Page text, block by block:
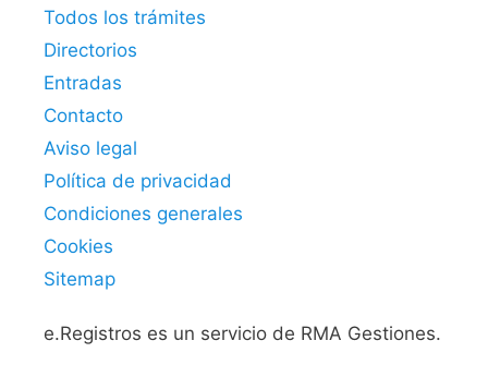
Todos los trámites
Directorios
Entradas
Contacto
Aviso legal
Política de privacidad
Condiciones generales
Cookies
Sitemap
e.Registros es un servicio de RMA Gestiones.